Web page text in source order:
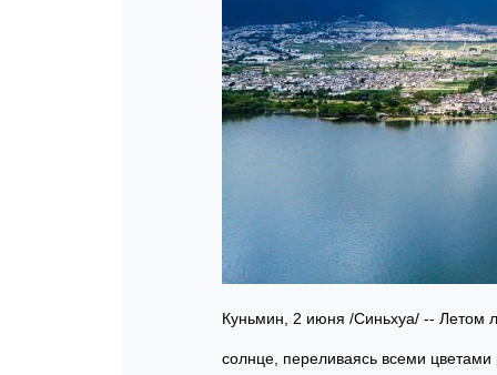
Куньмин, 2 июня /Синьхуа/ -- Летом
солнце, переливаясь всеми